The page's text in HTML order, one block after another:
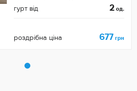
гурт від 2 од.
роздрібна ціна 677 грн